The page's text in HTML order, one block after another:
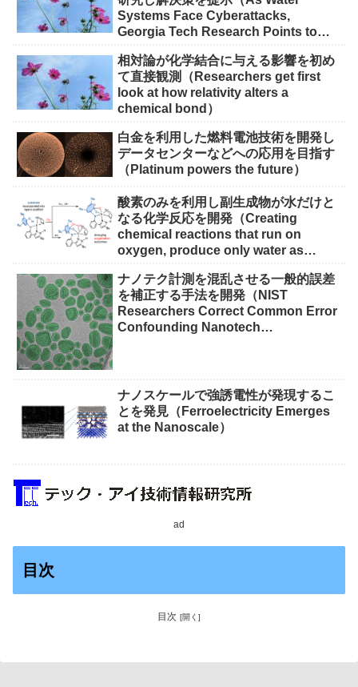
Systems Face Cyberattacks,
Georgia Tech Research Points to
相対論が化学結合に与える影響を初め
て直接観測（Researchers get first
look at how relativity alters a
chemical bond）
白金を利用した燃料電池技術を開発し
データセンターなどへの応用を目指す
（Platinum powers the future）
酸素のみを利用し副生成物が水だけと
なる化学反応を開発（Creating
chemical reactions that run on
oxygen, produce only water as
ナノテク計測を混乱させる一般的誤差
を補正する手法を開発（NIST
Researchers Correct Common Error
Confounding Nanotech
ナノスケールで強誘電性が発現するこ
とを発見（Ferroelectricity Emerges
at the Nanoscale）
ad
目次
目次